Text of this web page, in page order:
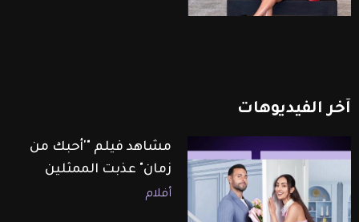
آخر الفيديوهات
مشاهد فيلم "'أحبك من
زمان" عذبت الممثلين
أفلام